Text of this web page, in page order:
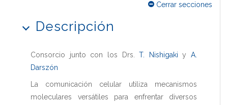
Cerrar secciones
Descripción
Consorcio junto con los Drs.T. Nishigaki y A.
Darszón
La comunicación celular utiliza mecanismos
moleculares versátiles para enfrentar diversos